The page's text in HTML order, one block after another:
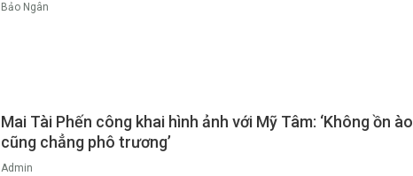
Bảo Ngân
Mai Tài Phến công khai hình ảnh với Mỹ Tâm: ‘Không ồn ào
cũng chẳng phô trương’
Admin